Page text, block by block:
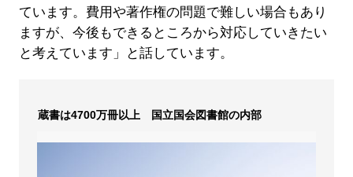
ています。費用や著作権の問題で難しい場合もあり
ますが、今後もできるところから対応していきたい
と考えています」と話しています。
蔵書は4700万冊以上 国立国会図書館の内部